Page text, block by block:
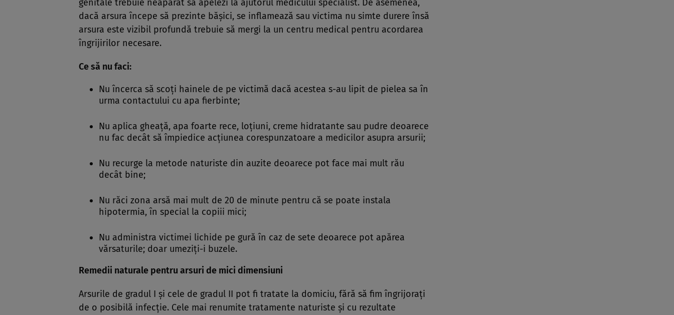
genitale trebuie neapărat să apelezi la ajutorul medicului specialist. De asemenea,
dacă arsura începe să prezinte băşici, se inflamează sau victima nu simte durere însă
arsura este vizibil profundă trebuie să mergi la un centru medical pentru acordarea
îngrijirilor necesare.
Ce să nu faci:
Nu încerca să scoţi hainele de pe victimă dacă acestea s-au lipit de pielea sa în
urma contactului cu apa fierbinte;
Nu aplica gheaţă, apa foarte rece, loţiuni, creme hidratante sau pudre deoarece
nu fac decât să împiedice acţiunea corespunzatoare a medicilor asupra arsurii;
Nu recurge la metode naturiste din auzite deoarece pot face mai mult rău
decât bine;
Nu răci zona arsă mai mult de 20 de minute pentru că se poate instala
hipotermia, în special la copiii mici;
Nu administra victimei lichide pe gură în caz de sete deoarece pot apărea
vărsaturile; doar umeziţi-i buzele.
Remedii naturale pentru arsuri de mici dimensiuni
Arsurile de gradul I şi cele de gradul II pot fi tratate la domiciu, fără să fim îngrijoraţi
de o posibilă infecţie. Cele mai renumite tratamente naturiste şi cu rezultate